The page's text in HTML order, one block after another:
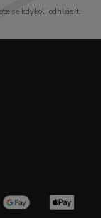
se kdykoli odhlásit.